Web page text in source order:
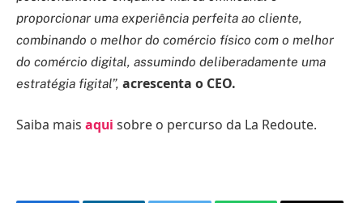
proporcionar uma experiência perfeita ao cliente,
combinando o melhor do comércio físico com o melhor
do comércio digital, assumindo deliberadamente uma
estratégia figital”, acrescenta o CEO.
Saiba mais aqui sobre o percurso da La Redoute.